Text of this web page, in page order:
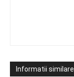
Informatii similare